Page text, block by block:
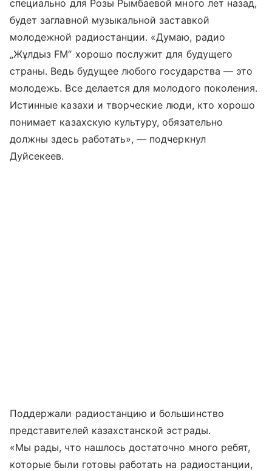
специально для Розы Рымбаевой много лет назад,
будет заглавной музыкальной заставкой
молодежной радиостанции. «Думаю, радио
„Жұлдыз FM“ хорошо послужит для будущего
страны. Ведь будущее любого государства — это
молодежь. Все делается для молодого поколения.
Истинные казахи и творческие люди, кто хорошо
понимает казахскую культуру, обязательно
должны здесь работать», — подчеркнул
Дуйсекеев.
Поддержали радиостанцию и большинство
представителей казахстанской эстрады.
«Мы рады, что нашлось достаточно много ребят,
которые были готовы работать на радиостанции,